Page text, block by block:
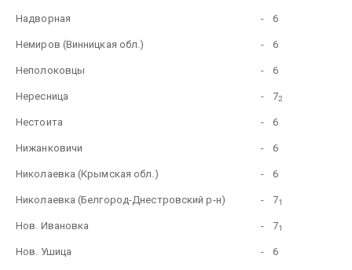
Надворная - 6
Немиров (Винницкая обл.) - 6
Неполоковцы - 6
Нересница - 72
Нестоита - 6
Нижанковичи - 6
Николаевка (Крымская обл.) - 6
Николаевка (Белгород-Днестровский р-н) - 71
Нов. Ивановка - 71
Нов. Ушица - 6